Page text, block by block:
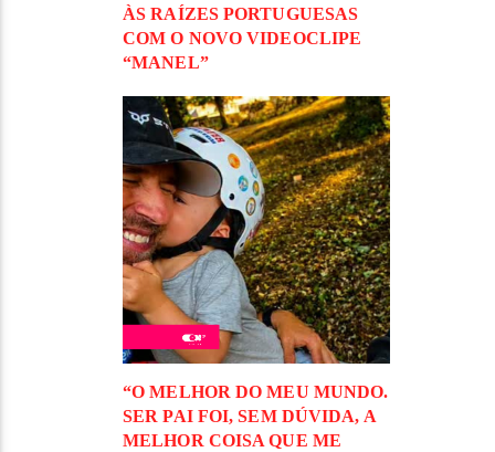
ÀS RAÍZES PORTUGUESAS
COM O NOVO VIDEOCLIPE
“MANEL”
“O MELHOR DO MEU MUNDO.
SER PAI FOI, SEM DÚVIDA, A
MELHOR COISA QUE ME